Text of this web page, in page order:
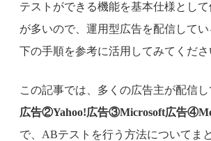
テストができる機能を基本仕様とし
が多いので、運用型広告を配信して
下の手順を参考に活用してみてくださ
この記事では、多くの広告主が配信し
広告②Yahoo!広告③Microsoft広告
で、ABテストを行う方法についてま